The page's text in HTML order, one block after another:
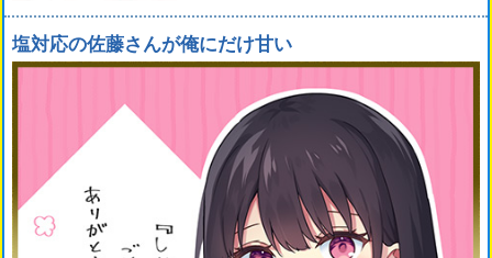
塩対応の佐藤さんが俺にだけ甘い